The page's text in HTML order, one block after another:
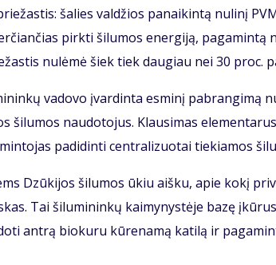
šalies valdžios panaikintą nulinį
pirkti šilumos energiją,
nulėmė šiek tiek daugiau nei 30 proc.
vadovo įvardinta esminį pabrangimą
šilumos naudotojus. Klausimas
padidinti centralizuotai tiekiamos
Dzūkijos šilumos ūkiu aišku, apie kokį
Tai šilumininkų kaimynystėje bazę
antrą biokuru kūrenamą katilą ir